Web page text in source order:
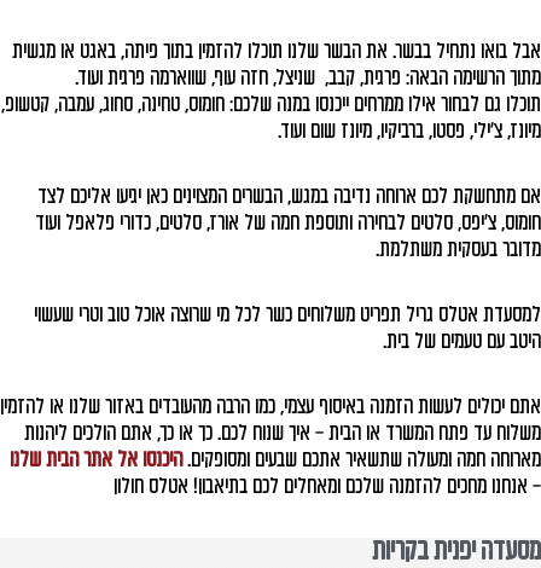
אבל בואו נתחיל בבשר. את הבשר שלנו תוכלו להזמין בתוך פיתה, באגט או מגשית
מתוך הרשימה הבאה: פרגית, קבב, שניצל, חזה עוף, שווארמה פרגית ועוד.
תוכלו גם לבחור אילו ממרחים ייכנסו במנה שלכם: חומוס, טחינה, סחוג, עמבה, קטשופ,
מיונז, צ'ילי, פסטו, ברביקיו, מיונז שום ועוד.
אם מתחשקת לכם ארוחה נדיבה במגש, הבשרים המצוינים כאן יגיעו אליכם לצד
חומוס, צ'יפס, סלטים לבחירה ותוספת חמה של אורז, סלטים, כדורי פלאפל ועוד
מדובר בעסקית משתלמת.
למסעדת אטלס גריל תפריט משלוחים כשר לכל מי שרוצה אוכל טוב וטרי שעשוי
היטב עם טעמים של בית.
אתם יכולים לעשות הזמנה באיסוף עצמי, כמו הרבה מהעובדים באזור שלנו או להזמין
משלוח עד פתח המשרד או הבית – איך שנוח לכם. כך או כך, אתם הולכים ליהנות
מארוחה חמה ומעולה שתשאיר אתכם שבעים ומסופקים.היכנסו אל אתר הבית שלנו
– אנחנו מחכים להזמנה שלכם ומאחלים לכם בתיאבון! אטלס חולון
מסעדה יפנית בקריות